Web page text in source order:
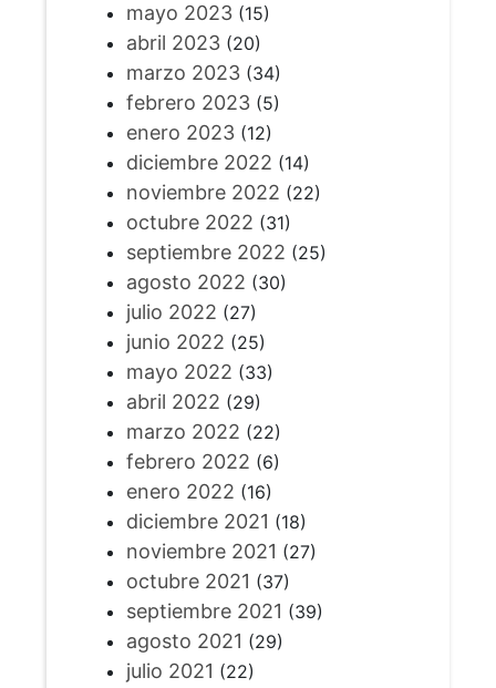
mayo 2023(15)
abril 2023(20)
marzo 2023(34)
febrero 2023(5)
enero 2023(12)
diciembre 2022 (14)
noviembre 2022 (22)
octubre 2022 (31)
septiembre 2022 (25)
agosto 2022 (30)
julio 2022 (27)
junio 2022 (25)
mayo 2022 (33)
abril 2022 (29)
marzo 2022 (22)
febrero 2022 (6)
enero 2022 (16)
diciembre 2021 (18)
noviembre 2021 (27)
octubre 2021 (37)
septiembre 2021 (39)
agosto 2021 (29)
julio 2021 (22)